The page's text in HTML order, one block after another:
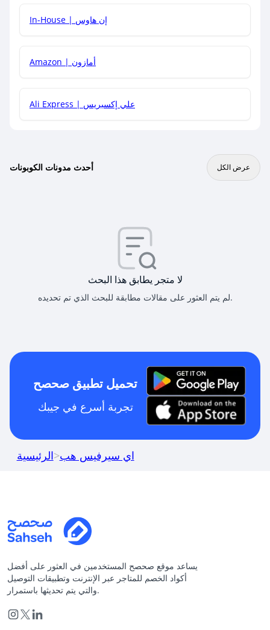
In-House | إن هاوس
Amazon | أمازون
Ali Express | علي إكسبريس
أحدث مدونات الكوبونات عرض الكل
لا متجر يطابق هذا البحث
لم يتم العثور على مقالات مطابقة للبحث الذي تم تحديده.
تحميل تطبيق صحصح
تجربة أسرع في جيبك
الرئيسية>اي سيرفيس هب
يساعد موقع صحصح المستخدمين في العثور على أفضل
أكواد الخصم للمتاجر عبر الإنترنت وتطبيقات التوصيل
والتي يتم تحديثها باستمرار.